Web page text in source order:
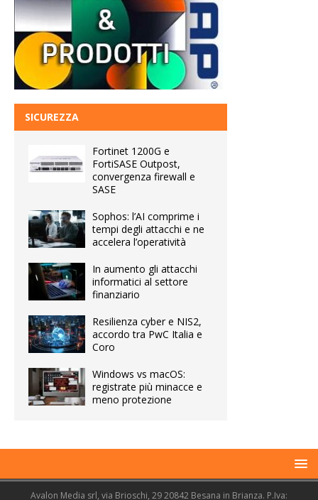
SICUREZZA
Fortinet 1200G e
FortiSASE Outpost,
convergenza firewall e
SASE
Sophos: l’AI comprime i
tempi degli attacchi e ne
accelera l’operatività
In aumento gli attacchi
informatici al settore
finanziario
Resilienza cyber e NIS2,
accordo tra PwC Italia e
Coro
Windows vs macOS:
registrate più minacce e
meno protezione
Avalon Media srl, via Brioschi, 29 20842 Besana in Brianza. P.Iva: